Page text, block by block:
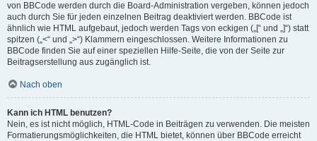
von BBCode werden durch die Board-Administration vergeben, können jedoch
auch durch Sie für jeden einzelnen Beitrag deaktiviert werden. BBCode ist
ähnlich wie HTML aufgebaut, jedoch werden Tags von eckigen („[“ und „]“) statt
spitzen („<“ und „>“) Klammern eingeschlossen. Weitere Informationen zu
BBCode finden Sie auf einer speziellen Hilfe-Seite, die von der Seite zur
Beitragserstellung aus zugänglich ist.
Nach oben
Kann ich HTML benutzen?
Nein, es ist nicht möglich, HTML-Code in Beiträgen zu verwenden. Die meisten
Formatierungsmöglichkeiten, die HTML bietet, können über BBCode erreicht